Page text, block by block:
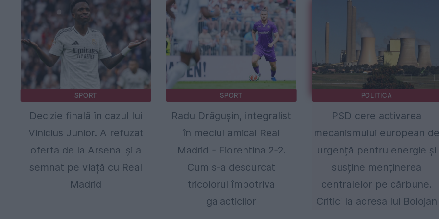
SPORT
Decizie finală în cazul lui
Vinicius Junior. A refuzat
oferta de la Arsenal și a
semnat pe viață cu Real
Madrid
SPORT
Radu Drăgușin, integralist
în meciul amical Real
Madrid - Fiorentina 2-2.
Cum s-a descurcat
tricolorul împotriva
galacticilor
POLITICA
PSD cere activarea
mecanismului european
urgență pentru energie și
susține menținerea
centralelor pe cărbune.
Critici la adresa lui Bolojan